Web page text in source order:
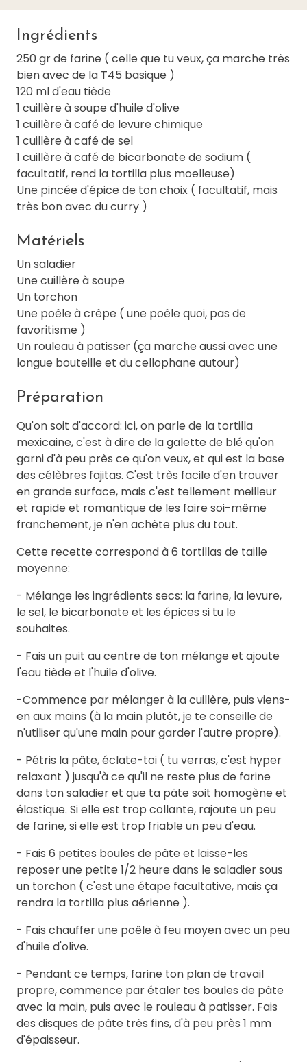
Ingrédients
250 gr de farine ( celle que tu veux, ça marche très
bien avec de la T45 basique )
120 ml d'eau tiède
1 cuillère à soupe d'huile d'olive
1 cuillère à café de levure chimique
1 cuillère à café de sel
1 cuillère à café de bicarbonate de sodium (
facultatif, rend la tortilla plus moelleuse)
Une pincée d'épice de ton choix ( facultatif, mais
très bon avec du curry )
Matériels
Un saladier
Une cuillère à soupe
Un torchon
Une poêle à crêpe ( une poêle quoi, pas de
favoritisme )
Un rouleau à patisser (ça marche aussi avec une
longue bouteille et du cellophane autour)
Préparation
Qu'on soit d'accord: ici, on parle de la tortilla
mexicaine, c'est à dire de la galette de blé qu'on
garni d'à peu près ce qu'on veux, et qui est la base
des célèbres fajitas. C'est très facile d'en trouver
en grande surface, mais c'est tellement meilleur
et rapide et romantique de les faire soi-même
franchement, je n'en achète plus du tout.
Cette recette correspond à 6 tortillas de taille
moyenne:
- Mélange les ingrédients secs: la farine, la levure,
le sel, le bicarbonate et les épices si tu le
souhaites.
- Fais un puit au centre de ton mélange et ajoute
l'eau tiède et l'huile d'olive.
-Commence par mélanger à la cuillère, puis viens-
en aux mains (à la main plutôt, je te conseille de
n'utiliser qu'une main pour garder l'autre propre).
- Pétris la pâte, éclate-toi ( tu verras, c'est hyper
relaxant ) jusqu'à ce qu'il ne reste plus de farine
dans ton saladier et que ta pâte soit homogène et
élastique. Si elle est trop collante, rajoute un peu
de farine, si elle est trop friable un peu d'eau.
- Fais 6 petites boules de pâte et laisse-les
reposer une petite 1/2 heure dans le saladier sous
un torchon ( c'est une étape facultative, mais ça
rendra la tortilla plus aérienne ).
- Fais chauffer une poêle à feu moyen avec un peu
d'huile d'olive.
- Pendant ce temps, farine ton plan de travail
propre, commence par étaler tes boules de pâte
avec la main, puis avec le rouleau à patisser. Fais
des disques de pâte très fins, d'à peu près 1 mm
d'épaisseur.